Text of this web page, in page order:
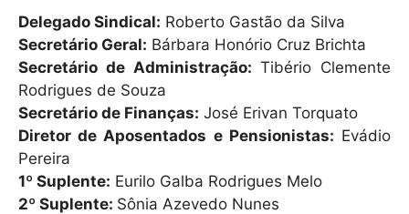
at
s
A
p
p
c
e
b
o
o
k
ai
l
Delegado Sindical: Roberto Gastão da Silva
Secretário Geral: Bárbara Honório Cruz Brichta
Secretário de Administração: Tibério Clemente
Rodrigues de Souza
Secretário de Finanças: José Erivan Torquato
Diretor de Aposentados e Pensionistas: Evádio
Pereira
1º Suplente: Eurilo Galba Rodrigues Melo
2º Suplente: Sônia Azevedo Nunes